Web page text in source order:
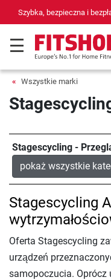
Szybka, bezpieczna i
Wszystkie marki
Stagescycling -
pokaż wszystkie
Stagescycling
Oferta Stagescycling
urządzeń
samopoczucia. Oprócz